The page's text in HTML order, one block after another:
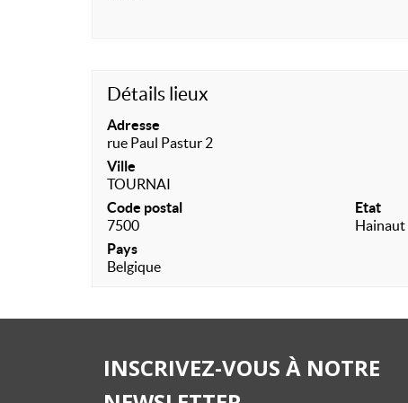
Détails lieux
Adresse
rue Paul Pastur 2
Ville
TOURNAI
Code postal
7500
Etat
Hainaut
Pays
Belgique
INSCRIVEZ-VOUS À NOTRE